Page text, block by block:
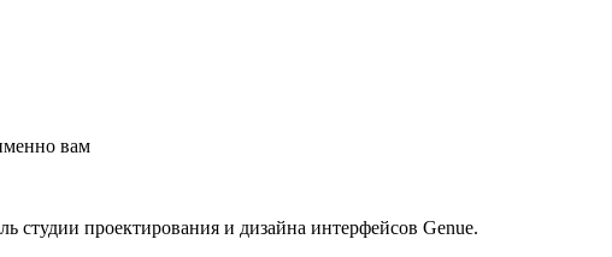
вам
студии проектирования и дизайна интерфейсов Genue.